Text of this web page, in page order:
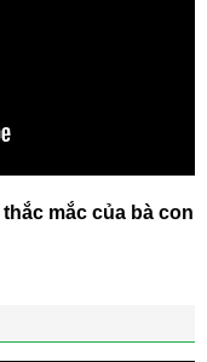
mắc của bà con